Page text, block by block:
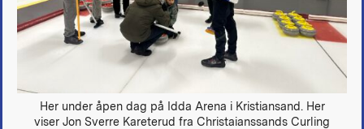
Her under åpen dag på Idda Arena i Kristiansand. Her
viser Jon Sverre Kareterud fra Christaianssands Curling